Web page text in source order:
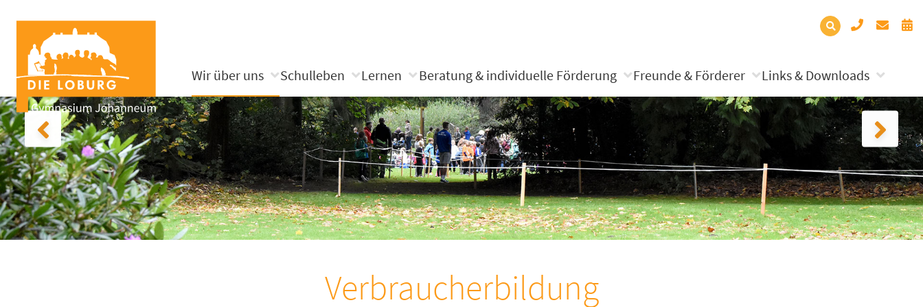
Wir über uns Schulleben Lernen Beratung & individuelle Förderung Freunde & Förderer Links & Downloads
Verbraucherbildung